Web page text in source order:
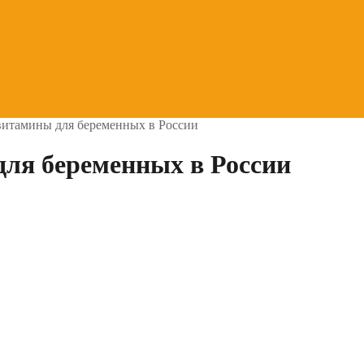
для беременных в России
беременных в России